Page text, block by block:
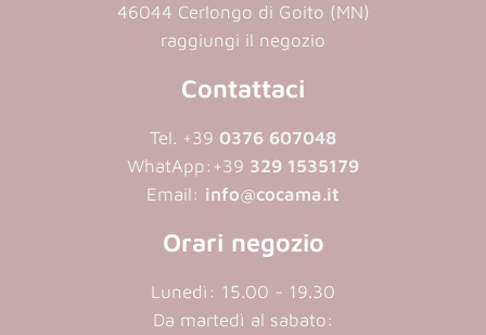
46044 Cerlongo di Goito (MN)
raggiungi il negozio
Contattaci
Tel. +39 0376 607048
WhatApp: +39 329 1535179
Email: info@cocama.it
Orari negozio
Lunedì: 15.00 - 19.30
Da martedì al sabato: